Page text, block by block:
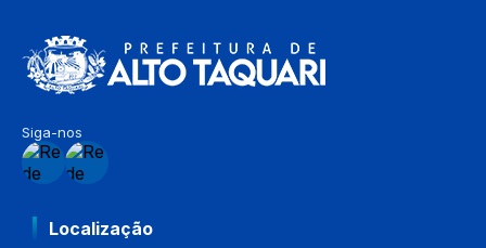
Siga-nos
Localização